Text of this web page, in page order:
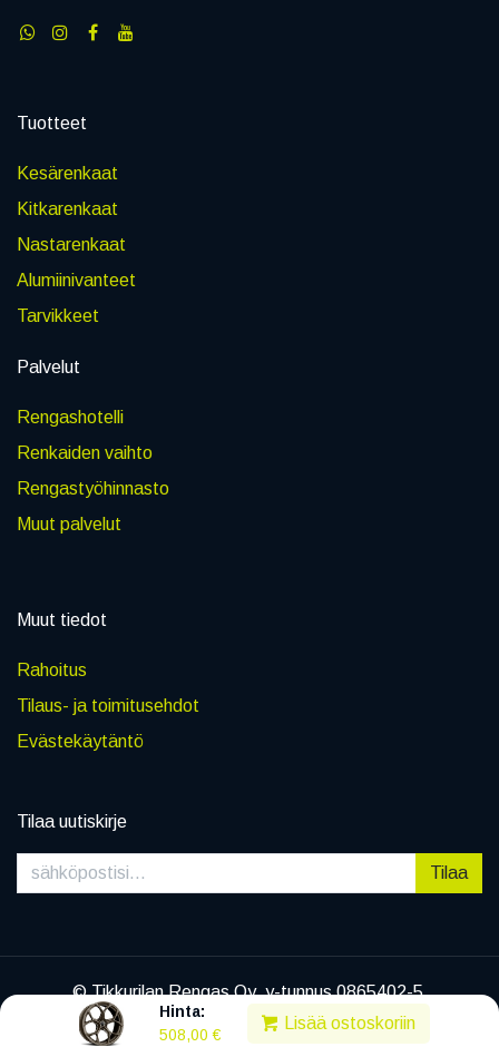
Hinta:
508,00 €
Lisää ostoskoriin
Tuotteet
Kesärenkaat
Kitkarenkaat
Nastarenkaat
Alumiinivanteet
Tarvikkeet
Palvelut
Rengashotelli
Renkaiden vaihto
Rengastyöhinnasto
Muut palvelut
Muut tiedot
Rahoitus
Tilaus- ja toimitusehdot
Evästekäytäntö
Tilaa uutiskirje
Tilaa
© Tikkurilan Rengas Oy, y-tunnus 0865402-5
|Tietosuojaseloste